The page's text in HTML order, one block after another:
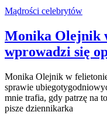
Mądrości celebrytów
Monika Olejnik
wprowadzi się
Monika Olejnik w
sprawie
mnie trafia, gdy patrzę na
pisze dziennikarka